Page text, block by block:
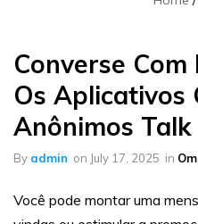
Converse
Os Aplicativos
Anônimos
By admin on July 17, 2025 in
Você pode montar uma